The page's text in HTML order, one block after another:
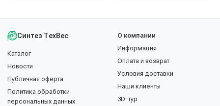
Синтез ТехВес
Каталог
Новости
Публичная оферта
Политика обработки
персональных данных
О компании
Информация
Оплата и возврат
Условия доставки
Наши клиенты
3D-тур